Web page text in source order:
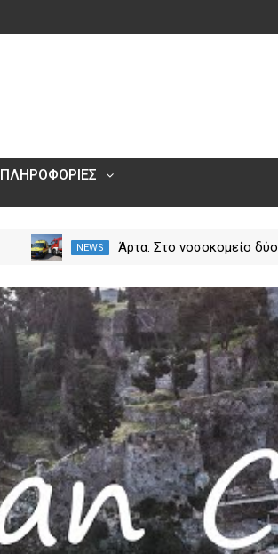
ΠΛΗΡΟΦΟΡΙΕΣ
NEWS
Άρτα: Στο νοσοκομείο δύο
αύλακα